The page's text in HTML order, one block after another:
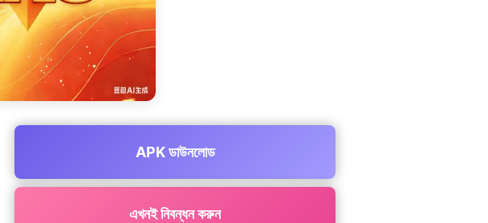
APK ডাউনলোড
এখনই নিবন্ধন করুন